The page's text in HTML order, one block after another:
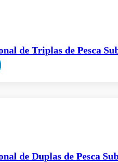
de Triplas de Pesca
de Duplas de Pesca